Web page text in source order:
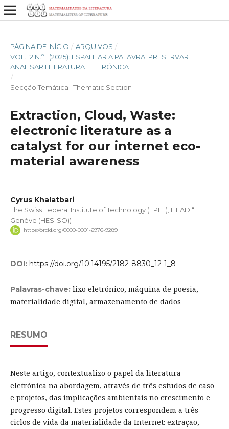
PÁGINA DE INÍCIO / ARQUIVOS /
VOL. 12 N.º 1 (2025): ESPALHAR A PALAVRA: PRESERVAR E
ANALISAR LITERATURA ELETRÓNICA
/
Secção Temática | Thematic Section
Extraction, Cloud, Waste:
electronic literature as a
catalyst for our internet eco-
material awareness
Cyrus Khalatbari
The Swiss Federal Institute of Technology (EPFL), HEAD “
Genève (HES-SO))
https://orcid.org/0000-0001-6976-9289
DOI: https://doi.org/10.14195/2182-8830_12-1_8
Palavras-chave: lixo eletrónico, máquina de poesia,
materialidade digital, armazenamento de dados
RESUMO
Neste artigo, contextualizo o papel da literatura
eletrónica na abordagem, através de três estudos de caso
e projetos, das implicações ambientais no crescimento e
progresso digital. Estes projetos correspondem a três
ciclos de vida da materialidade da Internet: extração,